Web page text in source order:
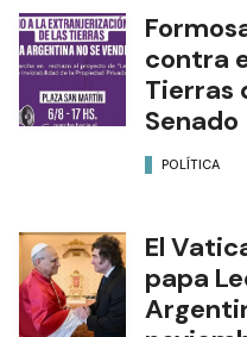
contra
Tierras
Senado
POLÍTICA
El
papa